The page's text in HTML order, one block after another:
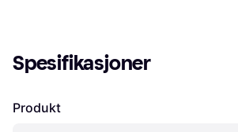
Spesifikasjoner
Produkt